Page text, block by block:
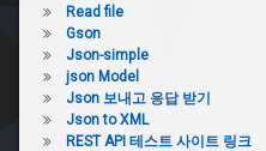
Read file
Gson
Json-simple
json Model
Json 보내고 응답 받기
Json to XML
REST API 테스트 사이트 링크